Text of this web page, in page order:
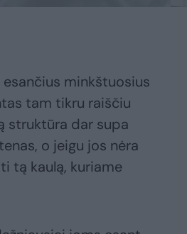
minkštuosius
tam tikru raiščiu
struktūra dar supa
o jeigu jos nėra
tą kaulą, kuriame